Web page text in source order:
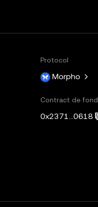
Protocol
Morpho
Contract de fond
0x2371...0618